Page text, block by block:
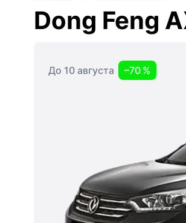
Dong Feng
До 10 августа
–70 %